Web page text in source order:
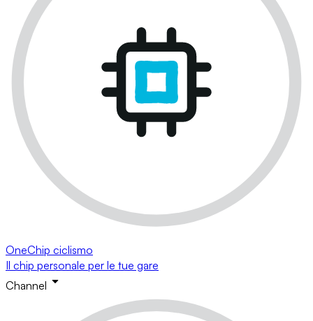
OneChip ciclismo
Il chip personale per le tue gare
Channel